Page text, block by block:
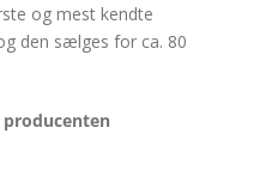
og mest kendte
den sælges for ca. 80